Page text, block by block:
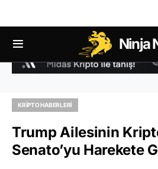
Ninja
KRIPTO HABERLERI
Trump Ailesinin
Senato’yu Harekete